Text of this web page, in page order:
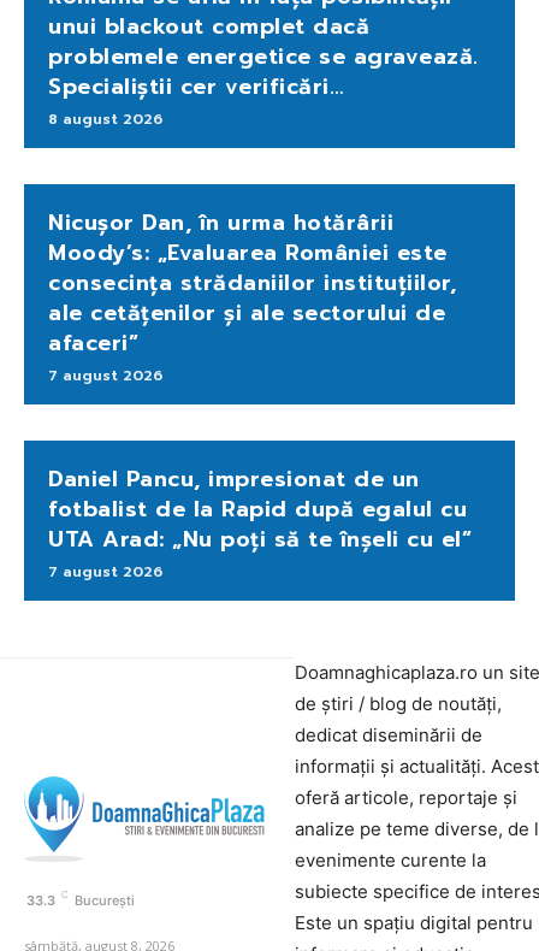
unui blackout complet dacă
problemele energetice se agravează.
Specialiștii cer verificări…
8 august 2026
Nicușor Dan, în urma hotărârii
Moody’s: „Evaluarea României este
consecința strădaniilor instituțiilor,
ale cetățenilor și ale sectorului de
afaceri”
7 august 2026
Daniel Pancu, impresionat de un
fotbalist de la Rapid după egalul cu
UTA Arad: „Nu poți să te înșeli cu el”
7 august 2026
33.3 C București
sâmbătă, august 8, 2026
Doamnaghicaplaza.ro un site
de știri / blog de noutăți,
dedicat diseminării de
informații și actualități.
oferă articole, reportaje și
analize pe teme diverse, de
evenimente curente la
subiecte specifice de
Este un spațiu digital pentru